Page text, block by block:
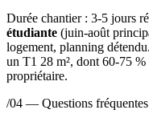
Durée chantier : 3-5 jours
étudiante (juin-août
logement, planning
un T1 28 m², dont 60-75
propriétaire.
/04 — Questions fréquentes